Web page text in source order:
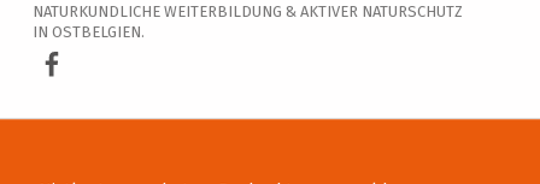
NATURKUNDLICHE WEITERBILDUNG & AKTIVER NATURSCHUTZ
IN OSTBELGIEN.
AVES Ostkantone bei Facebook